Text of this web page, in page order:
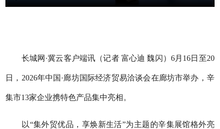
长城网·冀云客户端讯（记者 富心迪 魏闪）6月16日至20
日，2026年中国·廊坊国际经济贸易洽谈会在廊坊市举办，辛
集市13家企业携特色产品集中亮相。
以“集外贸优品，享焕新生活”为主题的辛集展馆格外亮